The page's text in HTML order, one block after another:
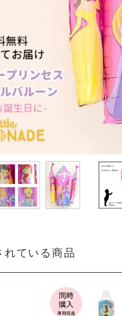
ている商品